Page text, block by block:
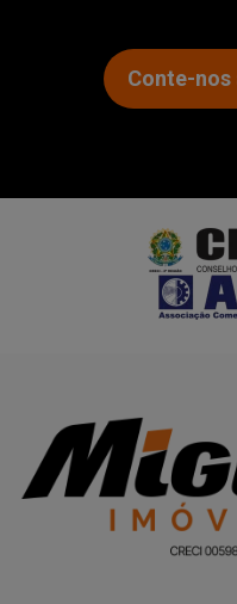
Conte-nos